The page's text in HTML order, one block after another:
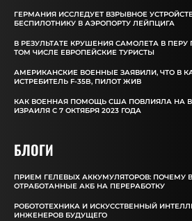
ГЕРМАНИЯ ИССЛЕДУЕТ ВЗРЫВНОЕ
БЕСПИЛОТНИКУ В АЭРОПОРТУ ЛЕЙПЦИГА
В РЕЗУЛЬТАТЕ КРУШЕНИЯ САМОЛЕТА В ПЕРУ
ТОМ ЧИСЛЕ ЕВРОПЕЙСКИЕ ТУРИСТЫ
АМЕРИКАНСКИЕ ВОЕННЫЕ ЗАЯВИЛИ, ЧТО В
ИСТРЕБИТЕЛЬ F-35B, ПИЛОТ ЖИВ
КАК ВОЕННАЯ ПОМОЩЬ США ПОВЛИЯЛА НА
ИЗРАИЛЯ С 7 ОКТЯБРЯ 2023 ГОДА
БЛОГИ
ПРИЕМ ГЕЛЕВЫХ АККУМУЛЯТОРОВ: ПОЧЕМУ
ОТРАБОТАННЫЕ АКБ НА ПЕРЕРАБОТКУ
РОБОТОТЕХНИКА И ИСКУССТВЕННЫЙ
ИНЖЕНЕРОВ БУДУЩЕГО